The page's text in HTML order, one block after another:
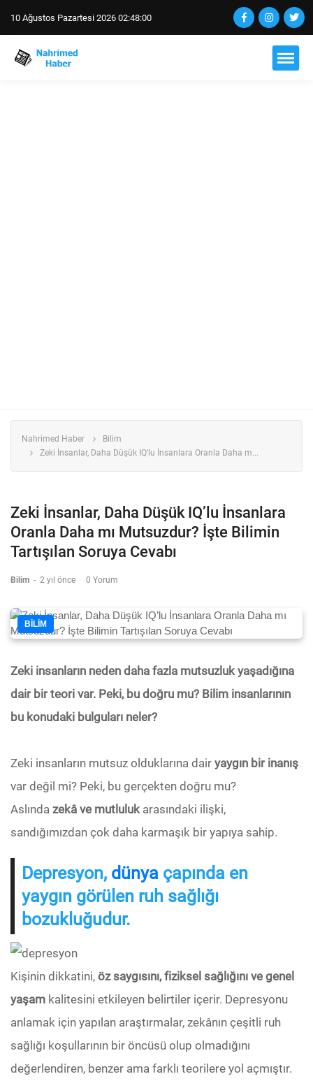
10 Ağustos Pazartesi 2026 02:48:01
Nahrimed Haber
Bilim
Zeki İnsanlar, Daha Düşük IQ’lu İnsanlara Oranla Daha m...
Zeki İnsanlar, Daha Düşük IQ’lu İnsanlara
Oranla Daha mı Mutsuzdur? İşte Bilimin
Tartışılan Soruya Cevabı
Bilim - 2 yıl önce 0 Yorum
BILIM
Zeki insanların neden daha fazla mutsuzluk yaşadığına
dair bir teori var. Peki, bu doğru mu? Bilim insanlarının
bu konudaki bulguları neler?
Zeki insanların mutsuz olduklarına dair yaygın bir inanış
var değil mi? Peki, bu gerçekten doğru mu?
Aslında zekâ ve mutlulukarasındaki ilişki,
sandığımızdan çok daha karmaşık bir yapıya sahip.
Depresyon, dünya çapında en
yaygın görülen ruh sağlığı
bozukluğudur.
Kişinin dikkatini, öz saygısını, fiziksel sağlığını ve genel
yaşam kalitesini etkileyen belirtiler içerir. Depresyonu
anlamak için yapılan araştırmalar, zekânın çeşitli ruh
sağlığı koşullarının bir öncüsü olup olmadığını
değerlendiren, benzer ama farklı teorilere yol açmıştır.